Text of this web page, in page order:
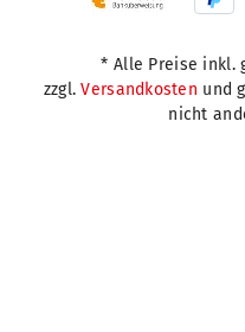
* Alle Preise inkl.
zzgl.Versandkosten und
nicht